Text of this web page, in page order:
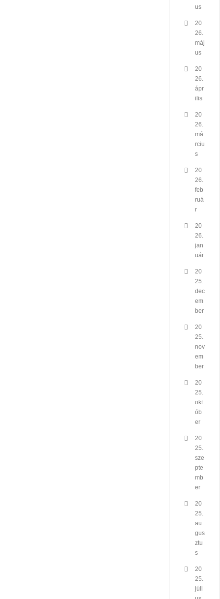
us
20
26.
máj
us
20
26.
ápr
ilis
20
26.
má
rciu
s
20
26.
feb
ruá
r
20
26.
jan
uár
20
25.
dec
em
ber
20
25.
nov
em
ber
20
25.
okt
ób
er
20
25.
sze
pte
mb
er
20
25.
au
gus
ztu
s
20
25.
júli